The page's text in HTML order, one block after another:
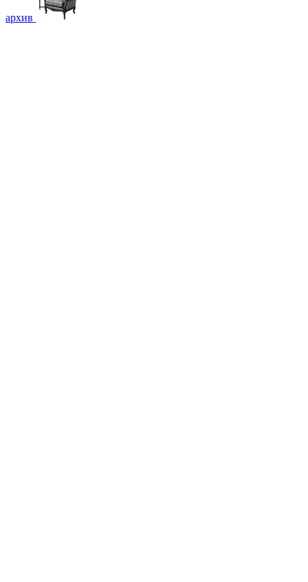
архив